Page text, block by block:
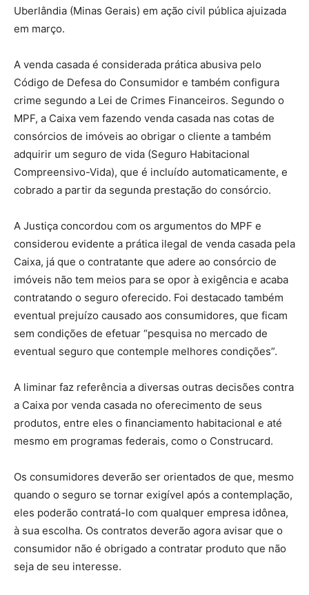
Uberlândia (Minas Gerais) em ação civil pública ajuizada
em março.
A venda casada é considerada prática abusiva pelo
Código de Defesa do Consumidor e também configura
crime segundo a Lei de Crimes Financeiros. Segundo o
MPF, a Caixa vem fazendo venda casada nas cotas de
consórcios de imóveis ao obrigar o cliente a também
adquirir um seguro de vida (Seguro Habitacional
Compreensivo-Vida), que é incluído automaticamente, e
cobrado a partir da segunda prestação do consórcio.
A Justiça concordou com os argumentos do MPF e
considerou evidente a prática ilegal de venda casada pela
Caixa, já que o contratante que adere ao consórcio de
imóveis não tem meios para se opor à exigência e acaba
contratando o seguro oferecido. Foi destacado também
eventual prejuízo causado aos consumidores, que ficam
sem condições de efetuar “pesquisa no mercado de
eventual seguro que contemple melhores condições”.
A liminar faz referência a diversas outras decisões contra
a Caixa por venda casada no oferecimento de seus
produtos, entre eles o financiamento habitacional e até
mesmo em programas federais, como o Construcard.
Os consumidores deverão ser orientados de que, mesmo
quando o seguro se tornar exigível após a contemplação,
eles poderão contratá-lo com qualquer empresa idônea,
à sua escolha. Os contratos deverão agora avisar que o
consumidor não é obrigado a contratar produto que não
seja de seu interesse.